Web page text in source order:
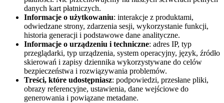
danych kart płatniczych.
Informacje o użytkowaniu: interakcje z produktami,
odwiedzane strony, zdarzenia sesji, wykorzystanie funkcji,
historia generacji i podstawowe dane analityczne.
Informacje o urządzeniu i techniczne: adres IP, typ
przeglądarki, typ urządzenia, system operacyjny, język, źródło
skierowań i zapisy dziennika wykorzystywane do celów
bezpieczeństwa i rozwiązywania problemów.
Treści, które udostępniasz: podpowiedzi, przesłane pliki,
obrazy referencyjne, ustawienia, dane wejściowe do
generowania i powiązane metadane.